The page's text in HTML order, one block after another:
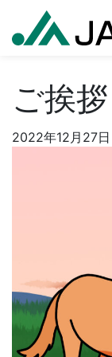
ご挨拶
2022年12月27日